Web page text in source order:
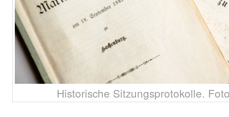
Historische Sitzungsprotokolle.